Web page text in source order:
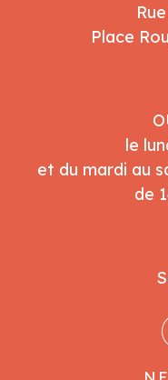
Place
le
et du mardi au
de